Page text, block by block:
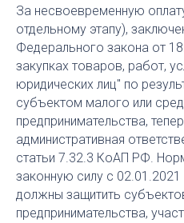
За несвоевременную
отдельному этапу),
Федерального закона от
закупках товаров, работ,
юридических лиц" по
субъектом малого или
предпринимательства,
административная
статьи 7.32.3 КоАП РФ.
законную силу с
должны защитить
предпринимательства,